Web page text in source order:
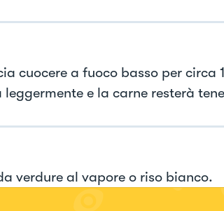
cuocere a fuoco basso per circa
e la carne resterà
verdure al vapore o riso bianco.